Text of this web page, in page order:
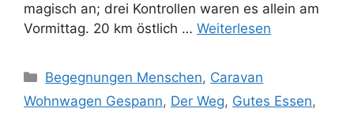
magisch an; drei Kontrollen waren es allein am
Vormittag. 20 km östlich … Weiterlesen
Kategorien
Begegnungen Menschen, Caravan
Wohnwagen Gespann, Der Weg, Gutes Essen,